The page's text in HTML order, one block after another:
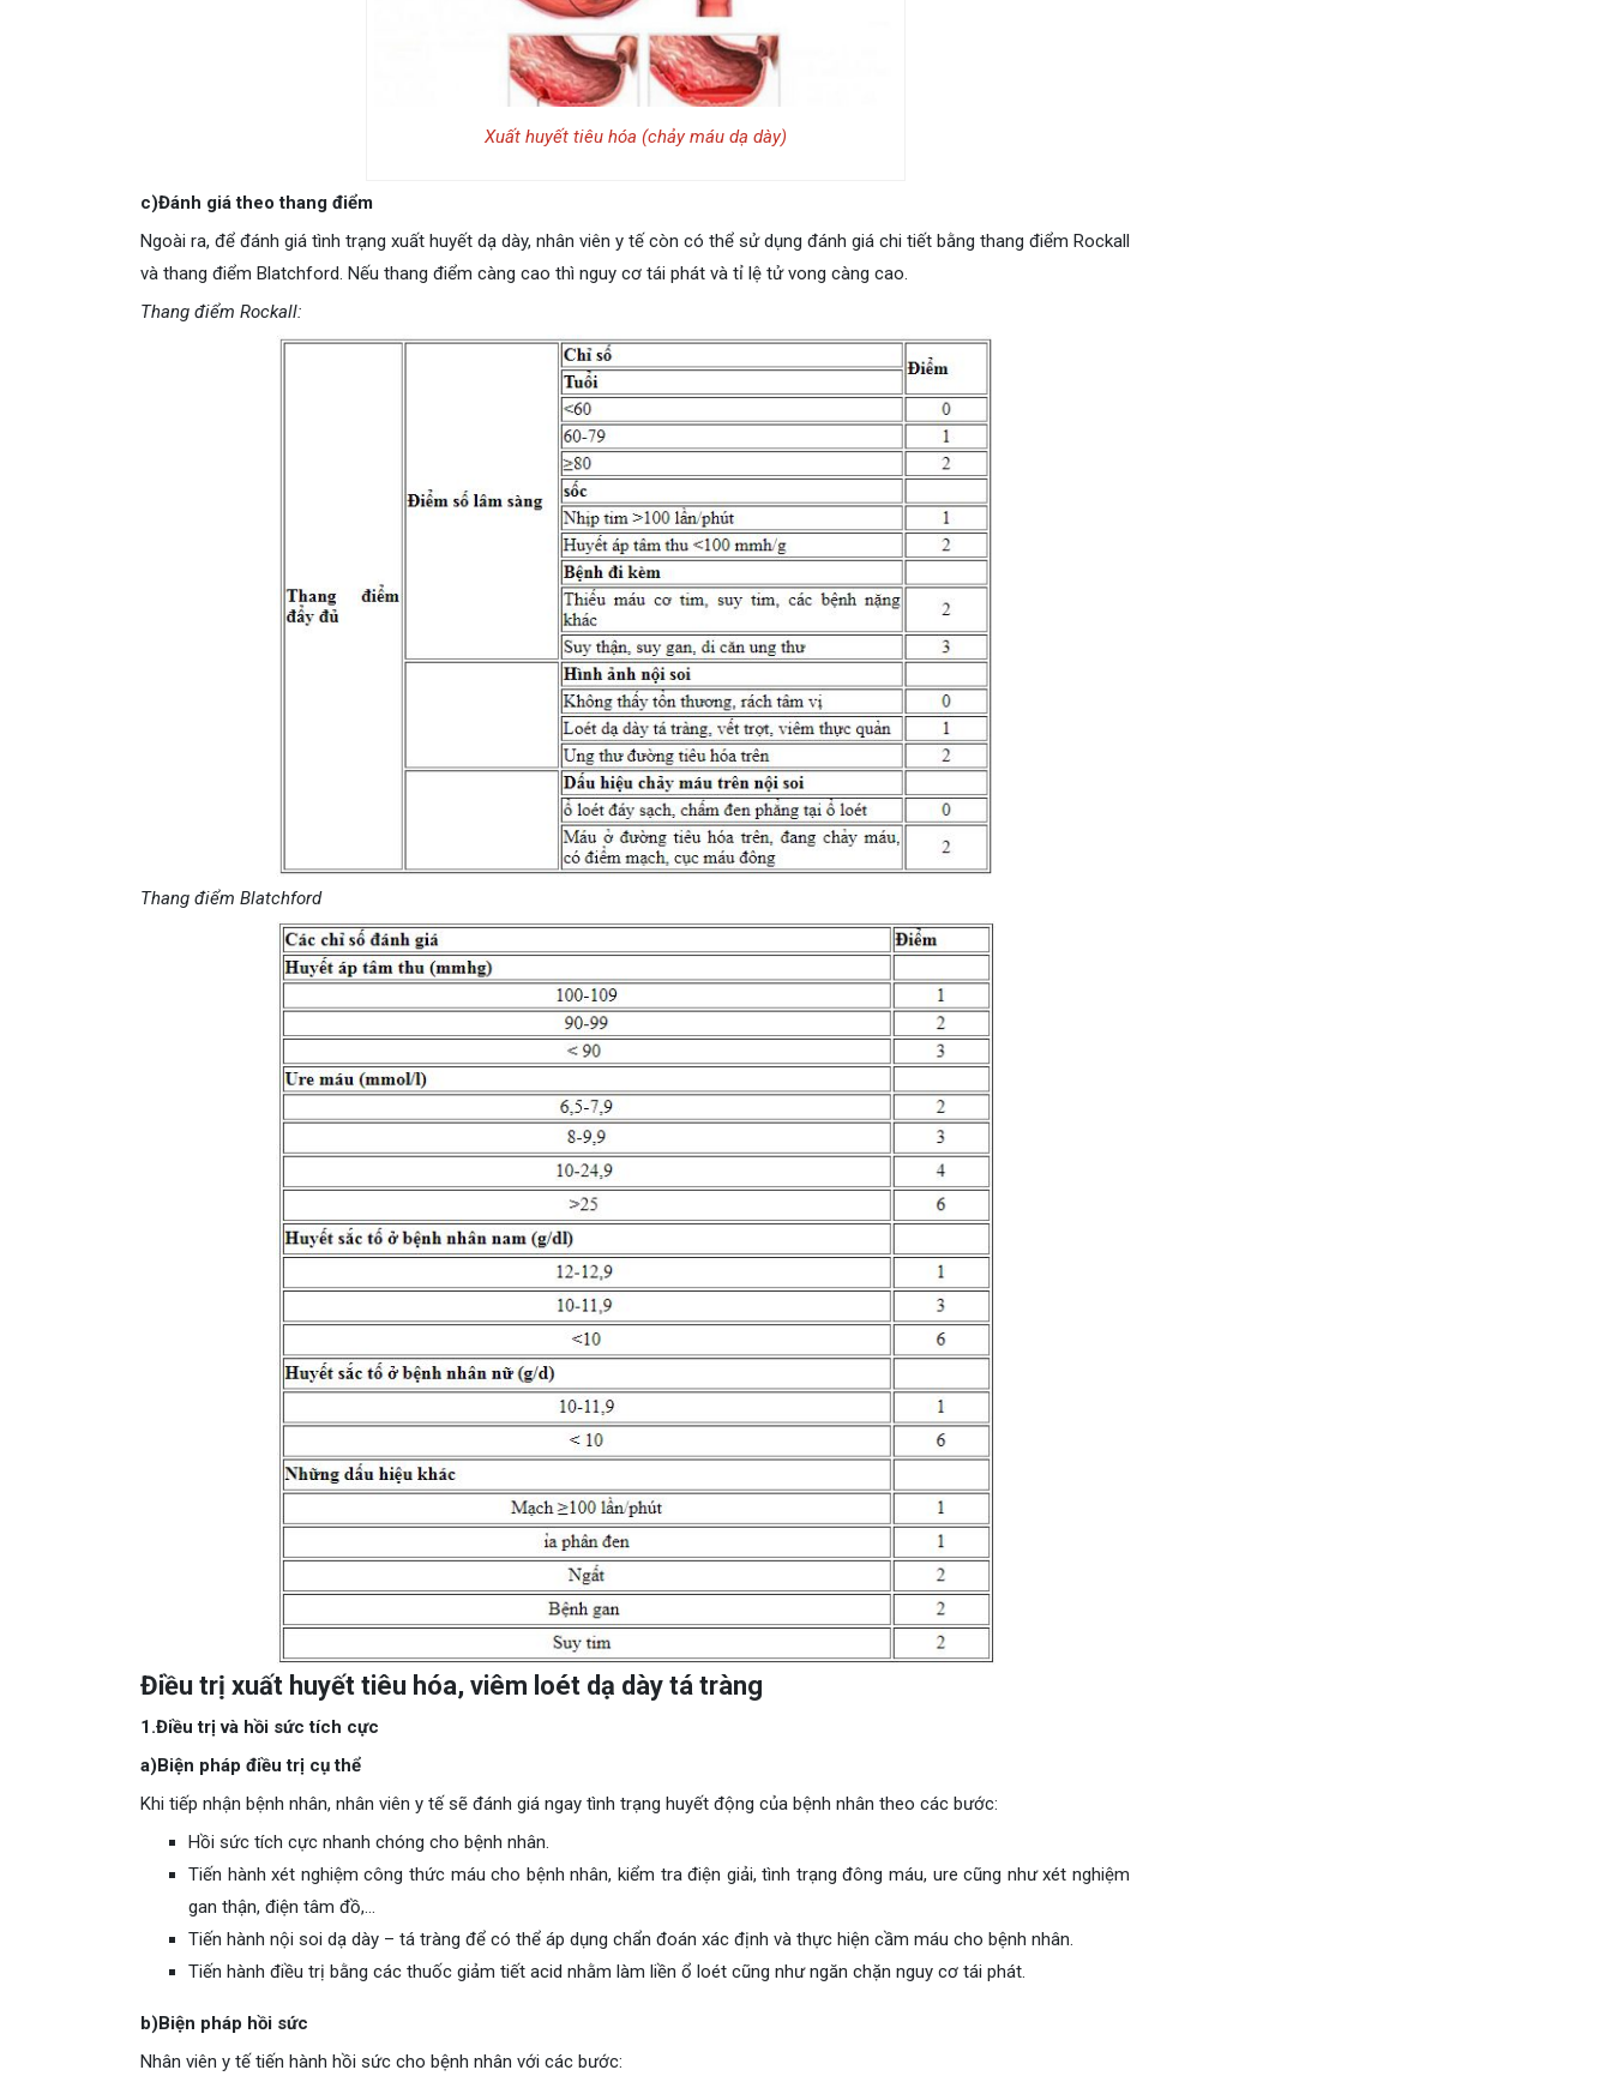
Xuất huyết tiêu hóa (chảy máu dạ dày)
c)Đánh giá theo thang điểm
Ngoài ra, để đánh giá tình trạng xuất huyết dạ dày, nhân viên y tế còn có thể sử dụng đánh giá chi tiết bằng thang điểm Rockall
và thang điểm Blatchford. Nếu thang điểm càng cao thì nguy cơ tái phát và tỉ lệ tử vong càng cao.
Thang điểm Rockall:
Thang điểm Blatchford
Điều trị xuất huyết tiêu hóa, viêm loét dạ dày tá tràng
1.Điều trị và hồi sức tích cực
a)Biện pháp điều trị cụ thể
Khi tiếp nhận bệnh nhân, nhân viên y tế sẽ đánh giá ngay tình trạng huyết động của bệnh nhân theo các bước:
Hồi sức tích cực nhanh chóng cho bệnh nhân.
Tiến hành xét nghiệm công thức máu cho bệnh nhân, kiểm tra điện giải, tình trạng đông máu, ure cũng như xét nghiệm
gan thận, điện tâm đồ,…
Tiến hành nội soi dạ dày – tá tràng để có thể áp dụng chẩn đoán xác định và thực hiện cầm máu cho bệnh nhân.
Tiến hành điều trị bằng các thuốc giảm tiết acid nhằm làm liền ổ loét cũng như ngăn chặn nguy cơ tái phát.
b)Biện pháp hồi sức
Nhân viên y tế tiến hành hồi sức cho bệnh nhân với các bước: